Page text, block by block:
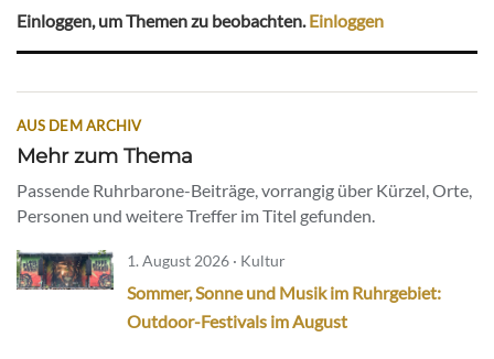
Einloggen, um Themen zu beobachten.Einloggen
AUS DEM ARCHIV
Mehr zum Thema
Passende Ruhrbarone-Beiträge, vorrangig über Kürzel, Orte,
Personen und weitere Treffer im Titel gefunden.
1. August 2026 · Kultur
Sommer, Sonne und Musik im Ruhrgebiet:
Outdoor-Festivals im August